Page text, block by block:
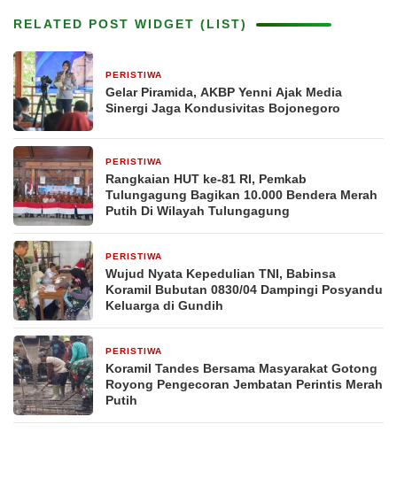
RELATED POST WIDGET (LIST)
PERISTIWA
Gelar Piramida, AKBP Yenni Ajak Media
Sinergi Jaga Kondusivitas Bojonegoro
PERISTIWA
Rangkaian HUT ke-81 RI, Pemkab
Tulungagung Bagikan 10.000 Bendera Merah
Putih Di Wilayah Tulungagung
PERISTIWA
Wujud Nyata Kepedulian TNI, Babinsa
Koramil Bubutan 0830/04 Dampingi Posyandu
Keluarga di Gundih
PERISTIWA
Koramil Tandes Bersama Masyarakat Gotong
Royong Pengecoran Jembatan Perintis Merah
Putih